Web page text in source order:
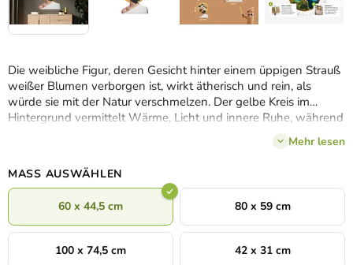
Die weibliche Figur, deren Gesicht hinter einem üppigen Strauß
weißer Blumen verborgen ist, wirkt ätherisch und rein, als
würde sie mit der Natur verschmelzen. Der gelbe Kreis im
Hintergrund vermittelt Wärme, Licht und innere Ruhe, während
die neutralen Farbtöne des Kleides und des Hintergrunds die
Die blumige Muse
ist eine visuelle Ode an die Stille, die Sensibilität und die
Schönheit, die in der Einfachheit verborgen sind.
Mehr lesen
MASS AUSWÄHLEN
60 x 44,5 cm 80 x 59 cm
100 x 74,5 cm 42 x 31 cm